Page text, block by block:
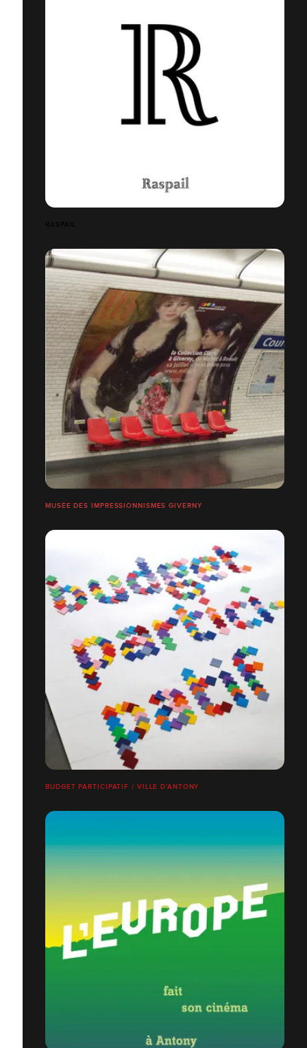
RASPAIL
MUSÉE DES IMPRESSIONNISMES GIVERNY
BUDGET PARTICIPATIF / VILLE D’ANTONY